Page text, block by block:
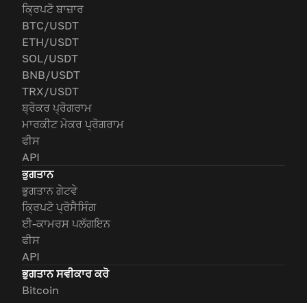
ਕ੍ਰਿਪਟੋ ਬਾਜ਼ਾਰ
BTC/USDT
ETH/USDT
SOL/USDT
BNB/USDT
TRX/USDT
ਬ੍ਰੋਕਰ ਪ੍ਰੋਗਰਾਮ
ਮਾਰਕੀਟ ਮੇਕਰ ਪ੍ਰੋਗਰਾਮ
ਫੀਸ
API
ਭੁਗਤਾਨ
ਭੁਗਤਾਨ ਗੇਟਵੇ
ਕ੍ਰਿਪਟੋ ਪ੍ਰੋਸੈਸਿੰਗ
ਈ-ਕਾਮਰਸ ਪਲੱਗਇਨ
ਫੀਸ
API
ਭੁਗਤਾਨ ਸਵੀਕਾਰ ਕਰੋ
Bitcoin